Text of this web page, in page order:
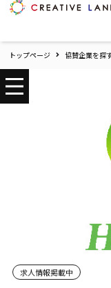
ク
エ
イ
テ
ィ
ブ
トップページ 協賛企業を探
求人情報掲載中